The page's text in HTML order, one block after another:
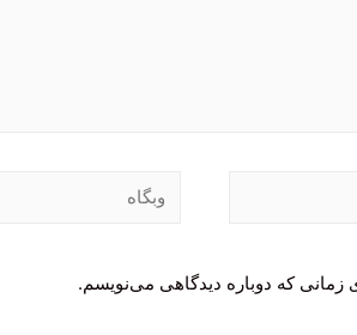
وبگاه
زمانی که دوباره دیدگاهی می‌نویسم.